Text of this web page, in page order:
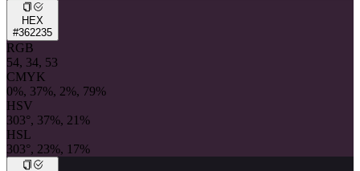
HEX
#362235
RGB
54, 34, 53
CMYK
0%, 37%, 2%, 79%
HSV
303°, 37%, 21%
HSL
303°, 23%, 17%